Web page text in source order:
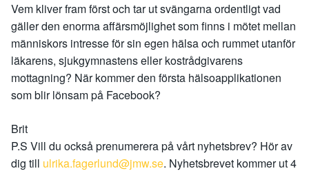
Vem kliver fram först och tar ut svängarna ordentligt vad
gäller den enorma affärsmöjlighet som finns i mötet mellan
människors intresse för sin egen hälsa och rummet utanför
läkarens, sjukgymnastens eller kostrådgivarens
mottagning? När kommer den första hälsoapplikationen
som blir lönsam på Facebook?
Brit
P.S Vill du också prenumerera på vårt nyhetsbrev? Hör av
dig till ulrika.fagerlund@jmw.se. Nyhetsbrevet kommer ut 4